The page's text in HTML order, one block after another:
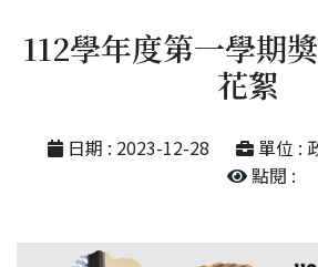
112學年度第一學期
花絮
日期 : 2023-12-28 單位 :
點閱 :